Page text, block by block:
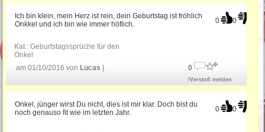
Sprüche für Einladungskarten
Gratulation zum Geburtstag
0 0
Ich bin klein, mein Herz ist rein, dein Geburtstag ist fröhlich
Onkkel und ich bin wie immer höflich.
Kat.:Geburtstagssprüche für den
Onkel
am 01/10/2016 von Lucas 0
!Verstoß melden
0 0
Onkel, jünger wirst Du nicht, dies ist mir klar. Doch bist du
noch genauso fit wie im letzten Jahr.